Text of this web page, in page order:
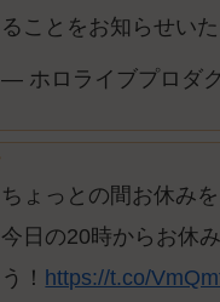
ることをお知らせい
— ホロライブプロダ
ちょっとの間お休み
今日の20時からお休
う！ https://t.co/